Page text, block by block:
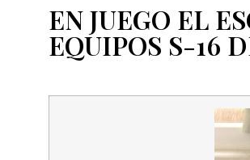
EN JUEGO EL
EQUIPOS S-16